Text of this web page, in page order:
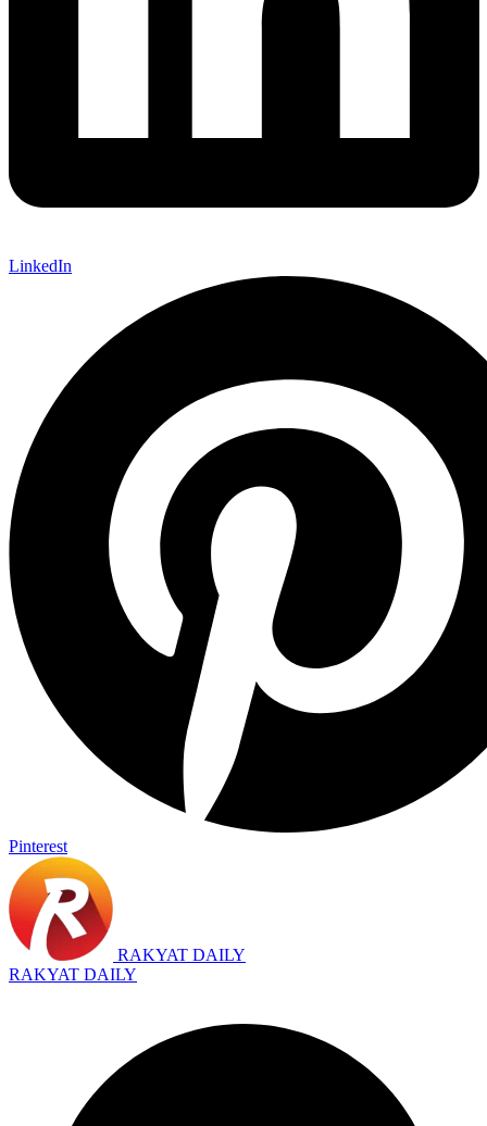
LinkedIn
Pinterest
RAKYAT DAILY
RAKYAT DAILY